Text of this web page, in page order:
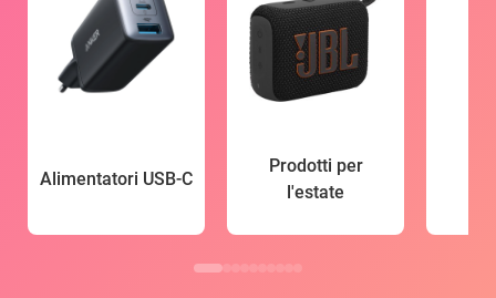
Alimentatori USB-C
Prodotti per
l'estate